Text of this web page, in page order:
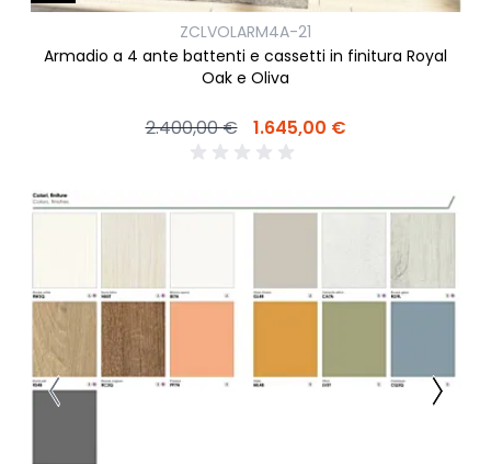
ZCLVOLARM4A-21
Armadio a 4 ante battenti e cassetti in finitura Royal
Oak e Oliva
2.400,00 € 1.645,00 €